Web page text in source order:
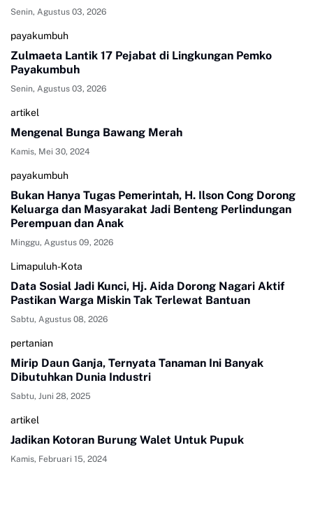
Senin, Agustus 03, 2026
payakumbuh
Zulmaeta Lantik 17 Pejabat di Lingkungan Pemko
Payakumbuh
Senin, Agustus 03, 2026
artikel
Mengenal Bunga Bawang Merah
Kamis, Mei 30, 2024
payakumbuh
Bukan Hanya Tugas Pemerintah, H. Ilson Cong Dorong
Keluarga dan Masyarakat Jadi Benteng Perlindungan
Perempuan dan Anak
Minggu, Agustus 09, 2026
Limapuluh-Kota
Data Sosial Jadi Kunci, Hj. Aida Dorong Nagari Aktif
Pastikan Warga Miskin Tak Terlewat Bantuan
Sabtu, Agustus 08, 2026
pertanian
Mirip Daun Ganja, Ternyata Tanaman Ini Banyak
Dibutuhkan Dunia Industri
Sabtu, Juni 28, 2025
artikel
Jadikan Kotoran Burung Walet Untuk Pupuk
Kamis, Februari 15, 2024